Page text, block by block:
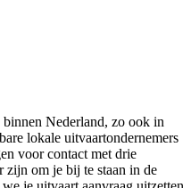
Nederland, zo ook in
lokale uitvaartondernemers
voor contact met drie
zijn om je bij te staan in de